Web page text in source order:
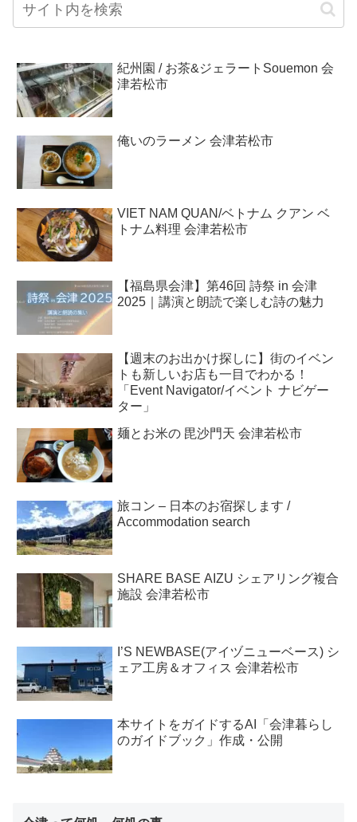
紀州園 / お茶&ジェラートSouemon 会
津若松市
俺いのラーメン 会津若松市
VIET NAM QUAN/ベトナム クアン ベ
トナム料理 会津若松市
【福島県会津】第46回 詩祭 in 会津
2025｜講演と朗読で楽しむ詩の魅力
【週末のお出かけ探しに】街のイベン
トも新しいお店も一目でわかる！
「Event Navigator/イベント ナビゲー
ター」
麺とお米の 毘沙門天 会津若松市
旅コン – 日本のお宿探します /
Accommodation search
SHARE BASE AIZU シェアリング複合
施設 会津若松市
I’S NEWBASE(アイヅニューベース) シ
ェア工房＆オフィス 会津若松市
本サイトをガイドするAI「会津暮らし
のガイドブック」作成・公開